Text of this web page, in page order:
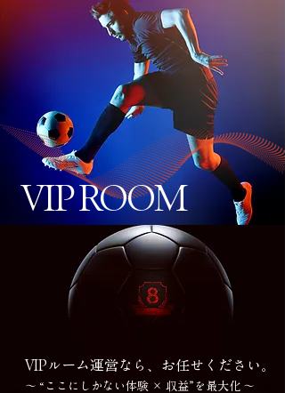
VIPルーム運営なら、お任せください。
〜 “ここにしかない体験 × 収益”を最大化 〜
VIP ROOM